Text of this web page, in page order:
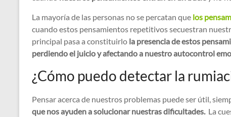
La mayoría de las personas no se percatan que los
cuando estos pensamientos repetitivos secuestran
principal pasa a constituirlo la presencia de estos
perdiendo el juicio y afectando a nuestro autocontrol
¿Cómo puedo detectar la
Pensar acerca de nuestros problemas puede ser útil,
que nos ayuden a solucionar nuestras dificultades.La